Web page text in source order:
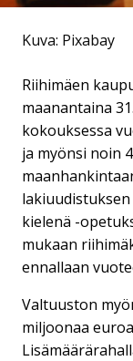
Kuva: Pixabay
Riihimäen
maanantaina
kokouksessa
ja myönsi noin
kielenä -
mukaan
ennallaan
Valtuuston
miljoonaa